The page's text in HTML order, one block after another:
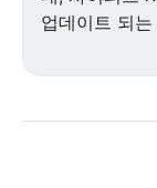
업데이트 되